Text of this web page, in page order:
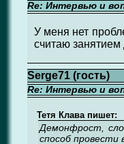
Re: Интервью и
У меня нет
считаю занятием
Serge71 (гость)
Re: Интервью и
Тетя Клава пишет:
Демонфрост,
способ провести